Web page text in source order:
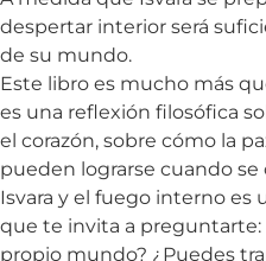
despertar interior será
de su mundo.
Este libro es mucho más
es una reflexión filosófica
el corazón, sobre cómo la
pueden lograrse cuando
Isvara y el fuego interno es
que te invita a preguntarte:
propio mundo? ¿Puedes